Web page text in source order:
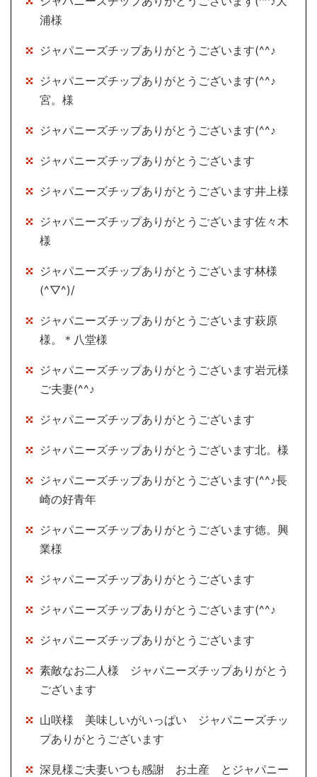
浦様
ジャパニーズチップありがとうございます(^^♪
ジャパニーズチップありがとうございます(^^♪
宮。様
ジャパニーズチップありがとうございます(^^♪
ジャパニーズチップありがとうございます
ジャパニーズチップありがとうございます井上様
ジャパニーズチップありがとうございます佐々木
様
ジャパニーズチップありがとうございます林様
(^▽^)/
ジャパニーズチップありがとうございます萩原
様。＊八堂様
ジャパニーズチップありがとうございます岩元様
ご夫妻(^^♪
ジャパニーズチップありがとうございます
ジャパニーズチップありがとうございます北。様
ジャパニーズチップありがとうございます(^^♪長
崎の好青年
ジャパニーズチップありがとうございます徳。興
業様
ジャパニーズチップありがとうございます
ジャパニーズチップありがとうございます(^^♪
ジャパニーズチップありがとうございます
素敵なお二人様 ジャパニーズチップありがとう
ございます
山咲様 美味しいがいっぱい ジャパニーズチッ
プありがとうございます
深見様ご夫妻いつも感謝 お土産 とジャパニー